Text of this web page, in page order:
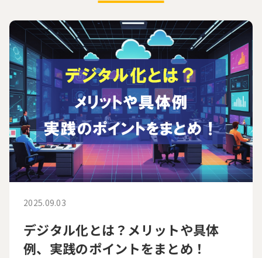
2025.09.03
デジタル化とは？メリットや具体
例、実践のポイントをまとめ！